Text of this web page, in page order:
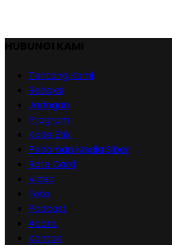
Tentang Kami
Redaksi
Jaringan
Program
Kode Etik
Pedoman Media Siber
Rate Card
Video
Foto
Podcast
Acara
Kontak